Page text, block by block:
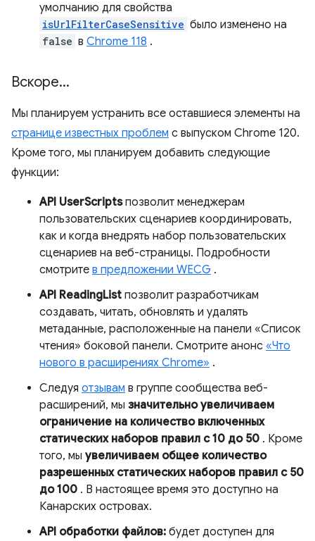
умолчанию для свойства
isUrlFilterCaseSensitive было изменено на
false в Chrome 118 .
Вскоре...
Мы планируем устранить все оставшиеся элементы на
странице известных проблем с выпуском Chrome 120.
Кроме того, мы планируем добавить следующие
функции:
API UserScriptsпозволит менеджерам
пользовательских сценариев координировать,
как и когда внедрять набор пользовательских
сценариев на веб-страницы. Подробности
смотрите в предложении WECG .
API ReadingList позволит разработчикам
создавать, читать, обновлять и удалять
метаданные, расположенные на панели «Список
чтения» боковой панели. Смотрите анонс «Что
нового в расширениях Chrome» .
Следуя отзывам в группе сообщества веб-
расширений, мы значительно увеличиваем
ограничение на количество включенных
статических наборов правил с 10 до 50 . Кроме
того, мы увеличиваем общее количество
разрешенных статических наборов правил с 50
до 100 . В настоящее время это доступно на
Канарских островах.
API обработки файлов: будет доступен для